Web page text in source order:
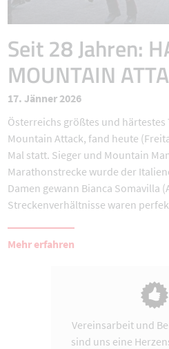
Seit 28 Jahren:
MOUNTAIN
17. Jänner 2026
Österreichs größtes und
Mountain Attack, fand heute
Mal statt. Sieger und Mountain
Marathonstrecke wurde der
Damen gewann Bianca Somavilla
Streckenverhältnisse waren
Mehr erfahren
Vereinsarbeit und
sind uns eine